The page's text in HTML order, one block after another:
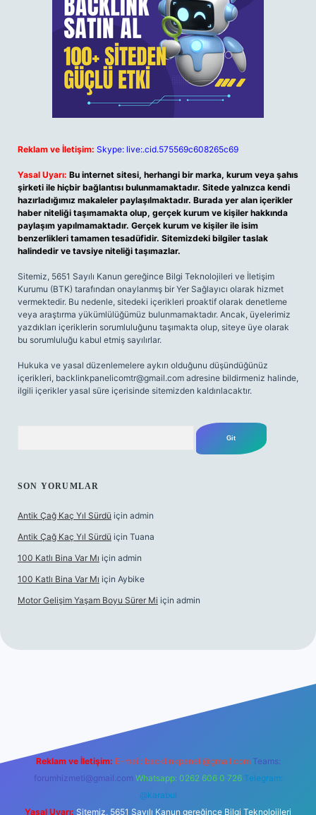
Reklam ve İletişim: Skype: live:.cid.575569c608265c69
Yasal Uyarı: Bu internet sitesi, herhangi bir marka, kurum veya şahıs
şirketi ile hiçbir bağlantısı bulunmamaktadır. Sitede yalnızca kendi
hazırladığımız makaleler paylaşılmaktadır. Burada yer alan içerikler
haber niteliği taşımamakta olup, gerçek kurum ve kişiler hakkında
paylaşım yapılmamaktadır. Gerçek kurum ve kişiler ile isim
benzerlikleri tamamen tesadüfidir. Sitemizdeki bilgiler taslak
halindedir ve tavsiye niteliği taşımazlar.
Sitemiz, 5651 Sayılı Kanun gereğince Bilgi Teknolojileri ve İletişim
Kurumu (BTK) tarafından onaylanmış bir Yer Sağlayıcı olarak hizmet
vermektedir. Bu nedenle, sitedeki içerikleri proaktif olarak denetleme
veya araştırma yükümlülüğümüz bulunmamaktadır. Ancak, üyelerimiz
yazdıkları içeriklerin sorumluluğunu taşımakta olup, siteye üye olarak
bu sorumluluğu kabul etmiş sayılırlar.
Hukuka ve yasal düzenlemelere aykırı olduğunu düşündüğünüz
içerikleri, backlinkpanelicomtr@gmail.com adresine bildirmeniz halinde,
ilgili içerikler yasal süre içerisinde sitemizden kaldırılacaktır.
SON YORUMLAR
Antik Çağ Kaç Yıl Sürdü için admin
Antik Çağ Kaç Yıl Sürdü için Tuana
100 Katlı Bina Var Mı için admin
100 Katlı Bina Var Mı için Aybike
Motor Gelişim Yaşam Boyu Sürer Mi için admin
Reklam ve İletişim: E-mail: backlinkpaneli@gmail.com Teams:
forumhizmeti@gmail.com Whatsapp: 0262 606 0 726 Telegram:
@karabul
Yasal Uyarı: Sitemiz, 5651 Sayılı Kanun gereğince Bilgi Teknolojileri